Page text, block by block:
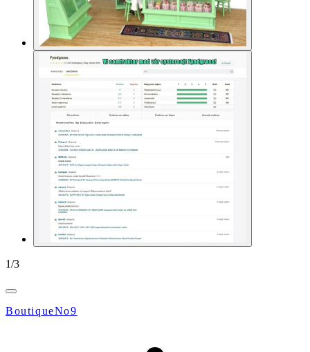
1/3
BoutiqueNo9